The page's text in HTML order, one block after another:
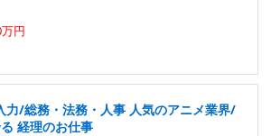
円
力/総務・法務・人事 人気のアニメ業界/
経理のお仕事